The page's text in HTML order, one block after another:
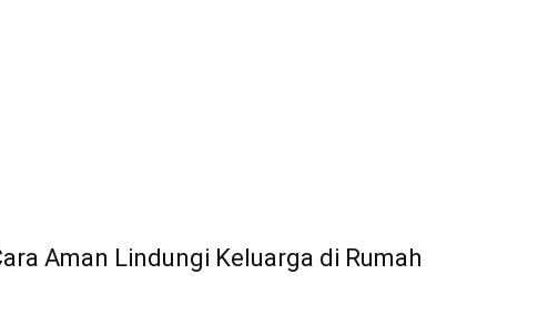
Aman Lindungi Keluarga di Rumah